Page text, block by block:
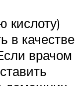
кислоту)
в качестве
врачом